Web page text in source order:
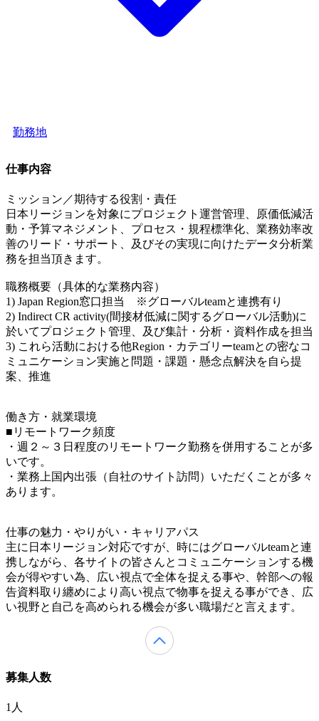
勤務地
仕事内容
ミッション／期待する役割・責任
日本リージョンを対象にプロジェクト運営管理、原価低減活
動・予算マネジメント、プロセス・規程標準化、業務効率改
善のリード・サポート、及びその実現に向けたデータ分析業
務を担当頂きます。
職務概要（具体的な業務内容）
1) Japan Region窓口担当 ※グローバルteamと連携有り
2) Indirect CR activity(間接材低減に関するグローバル活動)に
於いてプロジェクト管理、及び集計・分析・資料作成を担当
3) これら活動における他Region・カテゴリーteamとの密なコ
ミュニケーション実施と問題・課題・懸念点解決を自ら提
案、推進
働き方・就業環境
■リモートワーク頻度
・週２～３日程度のリモートワーク勤務を併用することが多
いです。
・業務上国内出張（自社のサイト訪問）いただくことが多々
あります。
仕事の魅力・やりがい・キャリアパス
主に日本リージョン対応ですが、時にはグローバルteamと連
携しながら、各サイトの皆さんとコミュニケーションする機
会が得やすい為、広い視点で全体を捉える事や、幹部への報
告資料取り纏めにより高い視点で物事を捉える事ができ、広
い視野と自己を高められる機会が多い職場だと言えます。
募集人数
1人